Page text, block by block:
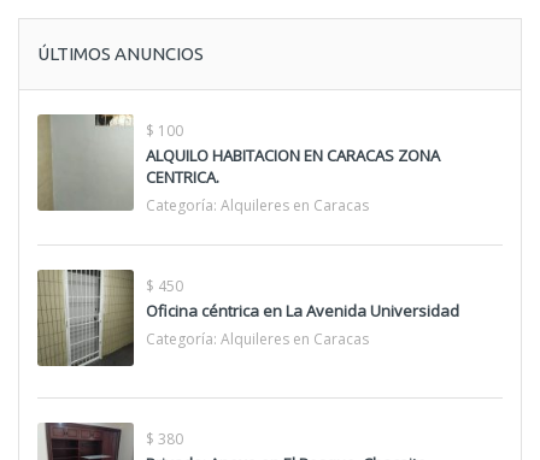
ÚLTIMOS ANUNCIOS
$ 100
ALQUILO HABITACION EN CARACAS ZONA
CENTRICA.
Categoría: Alquileres en Caracas
$ 450
Oficina céntrica en La Avenida Universidad
Categoría: Alquileres en Caracas
$ 380